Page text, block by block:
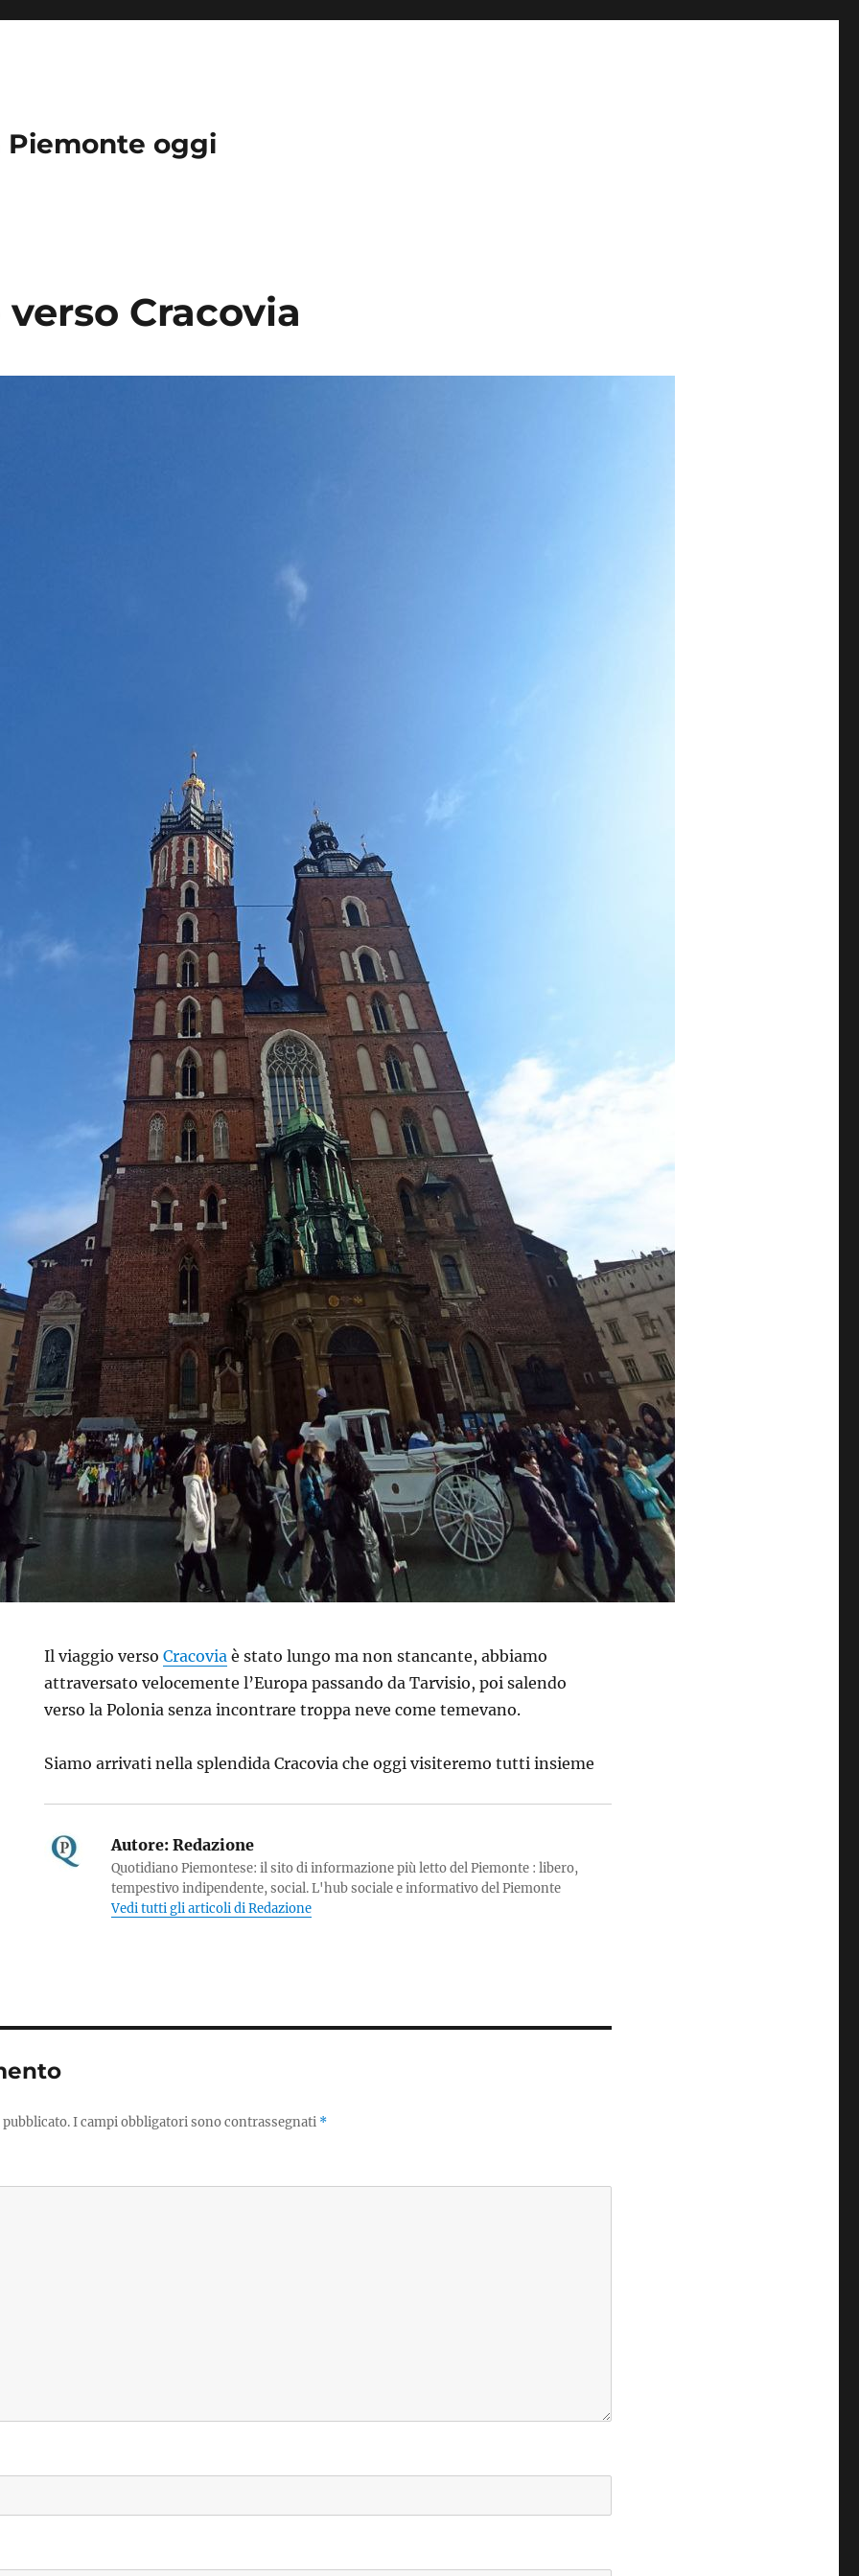
Piemonte oggi
Cracovia
Il viaggio versoCracovia è stato lungo ma non stancante, abbiamo
attraversato velocemente l’Europa passando da Tarvisio, poi salendo
verso la Polonia senza incontrare troppa neve come temevano.
Siamo arrivati nella splendida Cracovia che oggi visiteremo tutti insieme
Autore: Redazione
Quotidiano Piemontese: il sito di informazione più letto del Piemonte : libero,
tempestivo indipendente, social. L'hub sociale e informativo del Piemonte
Vedi tutti gli articoli di Redazione
I campi obbligatori sono contrassegnati *